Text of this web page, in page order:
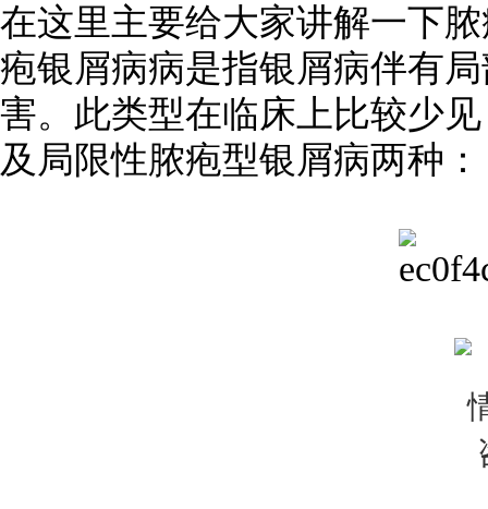
在这里主要给大家讲解一下
疱银屑病病是指银屑病伴有
害。此类型在临床上比较少
及局限性脓疱型银屑病两种：